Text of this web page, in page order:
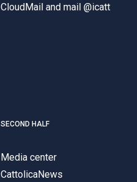
CloudMail and mail @icatt
SECOND HALF
Media center
CattolicaNews